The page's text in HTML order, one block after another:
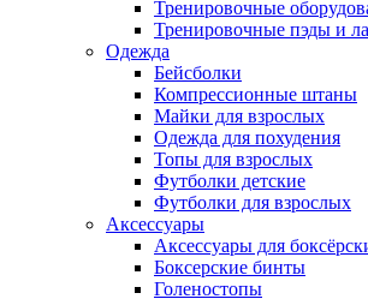
Тренировочные
Тренировочные пэды и
Одежда
Бейсболки
Компрессионные штаны
Майки для взрослых
Одежда для похудения
Топы для взрослых
Футболки детские
Футболки для взрослых
Аксессуары
Аксессуары для
Боксерские бинты
Голеностопы